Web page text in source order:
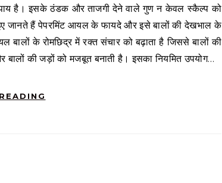
जानते हैं पेपरमिंट आयल के फायदे और इसे बालों की देखभाल के
बालों के रोमछिद्र में रक्त संचार को बढ़ाता है जिससे बालों की
की जड़ों को मजबूत बनाती है। इसका नियमित उपयोग…